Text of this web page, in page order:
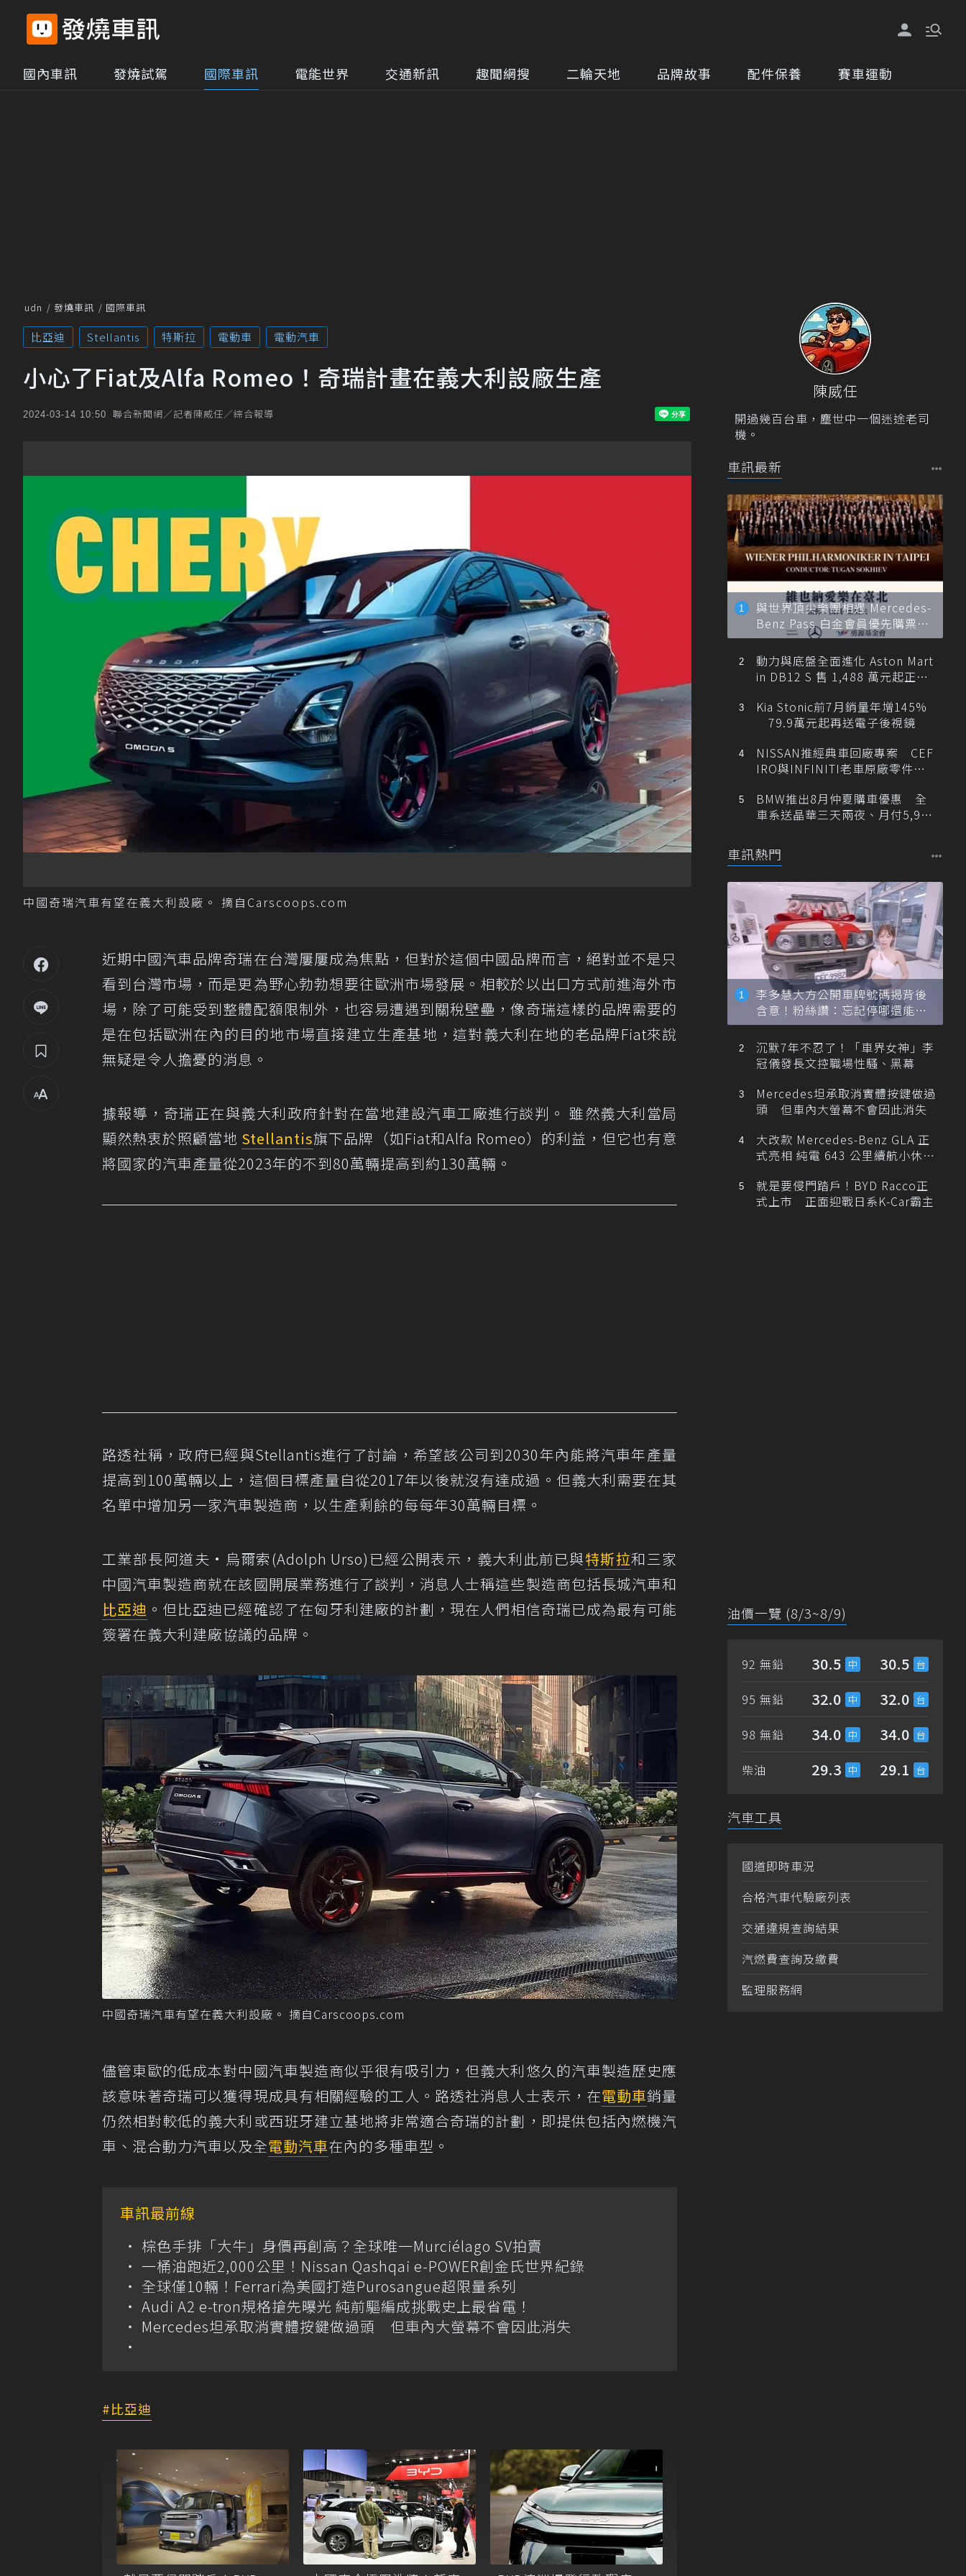
國內車訊 發燒試駕 國際車訊 電能世界 交通新訊 趣聞網搜 二輪天地 品牌故事 配件保養 賽車運動
udn 發燒車訊 國際車訊
比亞迪 Stellantis 特斯拉 電動車 電動汽車
小心了Fiat及Alfa Romeo！奇瑞計畫在義大利設廠生產
2024-03-14 10:50 聯合新聞網／記者陳威任／綜合報導
中國奇瑞汽車有望在義大利設廠。 摘自Carscoops.com
近期中國汽車品牌奇瑞在台灣屢屢成為焦點，但對於這個中國品牌而言，絕對並不是只
看到台灣市場，而是更為野心勃勃想要往歐洲市場發展。相較於以出口方式前進海外市
場，除了可能受到整體配額限制外，也容易遭遇到關稅壁壘，像奇瑞這樣的品牌需要的
是在包括歐洲在內的目的地市場直接建立生產基地，這對義大利在地的老品牌Fiat來說
無疑是令人擔憂的消息。
據報導，奇瑞正在與義大利政府針對在當地建設汽車工廠進行談判。 雖然義大利當局
顯然熱衷於照顧當地 Stellantis旗下品牌（如Fiat和Alfa Romeo）的利益，但它也有意
將國家的汽車產量從2023年的不到80萬輛提高到約130萬輛。
路透社稱，政府已經與Stellantis進行了討論，希望該公司到2030年內能將汽車年產量
提高到100萬輛以上，這個目標產量自從2017年以後就沒有達成過。但義大利需要在其
名單中增加另一家汽車製造商，以生產剩餘的每每年30萬輛目標。
工業部長阿道夫·烏爾索(Adolph Urso)已經公開表示，義大利此前已與特斯拉和三家
中國汽車製造商就在該國開展業務進行了談判，消息人士稱這些製造商包括長城汽車和
比亞迪 。但比亞迪已經確認了在匈牙利建廠的計劃，現在人們相信奇瑞已成為最有可能
簽署在義大利建廠協議的品牌。
中國奇瑞汽車有望在義大利設廠。 摘自Carscoops.com
儘管東歐的低成本對中國汽車製造商似乎很有吸引力，但義大利悠久的汽車製造歷史應
該意味著奇瑞可以獲得現成具有相關經驗的工人。路透社消息人士表示，在電動車銷量
仍然相對較低的義大利或西班牙建立基地將非常適合奇瑞的計劃，即提供包括內燃機汽
車、混合動力汽車以及全電動汽車在內的多種車型。
車訊最前線
棕色手排「大牛」身價再創高？全球唯一Murciélago SV拍賣
一桶油跑近2,000公里！Nissan Qashqai e-POWER創金氏世界紀錄
全球僅10輛！Ferrari為美國打造Purosangue超限量系列
Audi A2 e-tron規格搶先曝光 純前驅編成挑戰史上最省電！
Mercedes坦承取消實體按鍵做過頭 但車內大螢幕不會因此消失
比亞迪
陳威任
開過幾百台車，塵世中一個迷途老司
機。
車訊最新
與世界頂尖樂團相遇 Mercedes-
Benz Pass 白金會員優先購票維
也納愛樂
動力與底盤全面進化 Aston Mart
in DB12 S 售 1,488 萬元起正式
Kia Stonic前7月銷量年增145%
79.9萬元起再送電子後視鏡
NISSAN推經典車回廠專案 CEF
IRO與INFINITI老車原廠零件最
BMW推出8月仲夏購車優惠 全
車系送晶華三天兩夜、月付5,900
車訊熱門
李多慧大方公開車牌號碼揭背後
含意！粉絲讚：忘記停哪還能幫
忙找車
沉默7年不忍了！「車界女神」李
冠儀發長文控職場性騷、黑幕
Mercedes坦承取消實體按鍵做過
頭 但車內大螢幕不會因此消失
大改款 Mercedes-Benz GLA 正
式亮相 純電 643 公里續航小休
就是要侵門踏戶！BYD Racco正
式上市 正面迎戰日系K-Car霸主
油價一覽 (8/3~8/9)
92 無鉛 30.5 30.5
95 無鉛 32.0 32.0
98 無鉛 34.0 34.0
柴油 29.3 29.1
汽車工具
國道即時車況
合格汽車代驗廠列表
交通違規查詢結果
汽燃費查詢及繳費
監理服務網